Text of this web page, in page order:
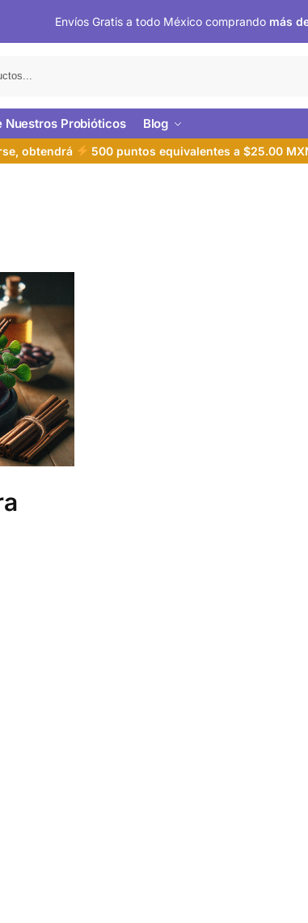
Envíos Gratis a todo México comprando más
Nuestros Probióticos Blog
obtendrá 500 puntos equivalentes a $25.00